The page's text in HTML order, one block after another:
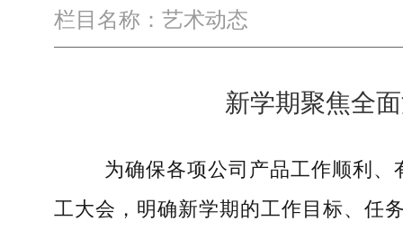
栏目名称：艺术动态
新学期聚焦全
为确保各项公司产品工作顺利
工大会，明确新学期的工作目标、任